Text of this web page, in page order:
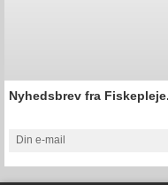
Nyhedsbrev fra